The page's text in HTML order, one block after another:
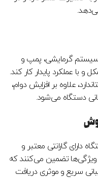
گرمایشی، پمپ و
با عملکرد پایدار کار کند.
علاوه بر افزایش دوام،
دستگاه می‌شود.
دارای گارانتی معتبر و
تضمین می‌کنند که
سریع و موثری دریافت